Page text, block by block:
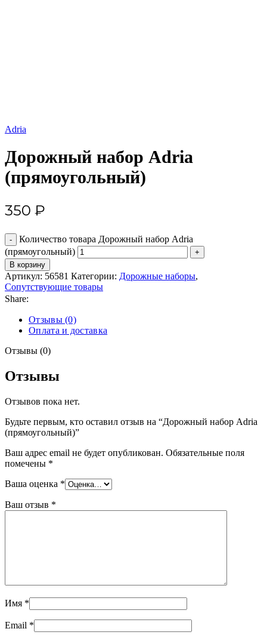
Adria
Дорожный набор Adria
(прямоугольный)
350 ₽
Количество товара Дорожный набор Adria
(прямоугольный)
В корзину
Артикул: 56581 Категории: Дорожные наборы,
Сопутствующие товары
Share:
Отзывы (0)
Оплата и доставка
Отзывы (0)
Отзывы
Отзывов пока нет.
Будьте первым, кто оставил отзыв на “Дорожный набор Adria
(прямоугольный)”
Ваш адрес email не будет опубликован. Обязательные поля
помечены *
Ваша оценка *
Ваш отзыв *
Имя *
Email *